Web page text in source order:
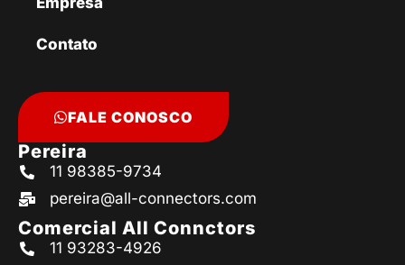
Contato
FALE CONOSCO
Pereira
11 98385-9734
pereira@all-connectors.com
Comercial All Connctors
11 93283-4926